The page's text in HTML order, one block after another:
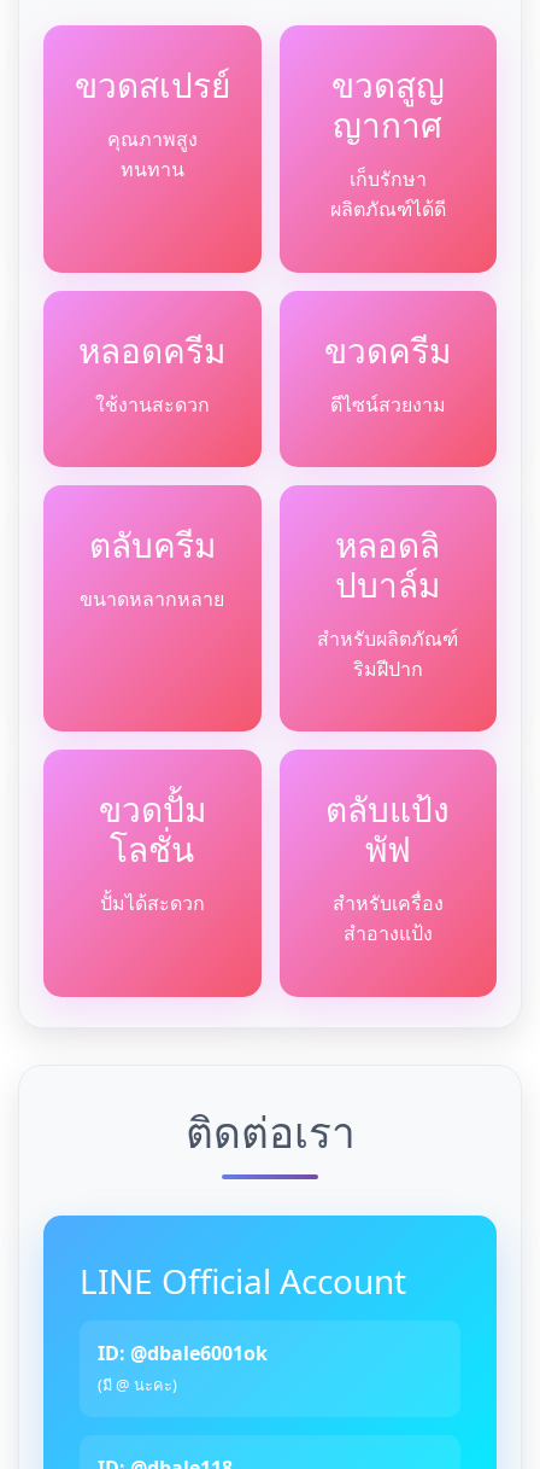
ขวดสเปรย์
คุณภาพสูง
ทนทาน
ขวดสูญ
ญากาศ
เก็บรักษา
ผลิตภัณฑ์ได้ดี
หลอดครีม
ใช้งานสะดวก
ขวดครีม
ดีไซน์สวยงาม
ตลับครีม
ขนาดหลากหลาย
หลอดลิ
ปบาล์ม
สำหรับผลิตภัณฑ์
ริมฝีปาก
ขวดปั้ม
โลชั่น
ปั้มได้สะดวก
ตลับแป้ง
พัฟ
สำหรับเครื่อง
สำอางแป้ง
ติดต่อเรา
LINE Official Account
ID: @dbale6001ok
(มี @ นะคะ)